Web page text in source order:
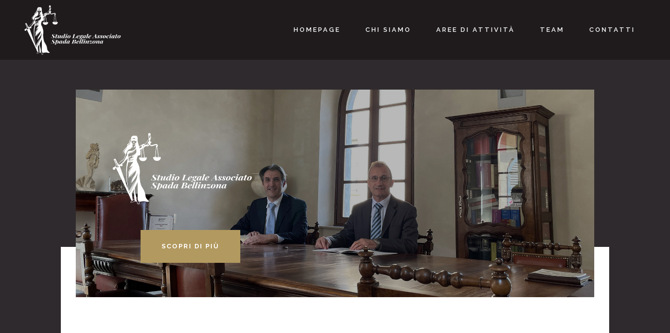
HOMEPAGE CHI SIAMO AREE DI ATTIVITÀ TEAM CONTATTI
SCOPRI DI PIÙ